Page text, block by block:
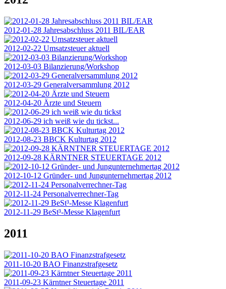
2012-01-28 Jahresabschluss 2011 BIL/EAR
2012-02-22 Umsatzsteuer aktuell
2012-03-03 Bilanzierung/Workshop
2012-03-29 Generalversammlung 2012
2012-04-20 Ärzte und Steuern
2012-06-29 ich weiß wie du tickst...
2012-08-23 BBCK Kulturtag 2012
2012-09-28 KÄRNTNER STEUERTAGE 2012
2012-10-12 Gründer- und Jungunternehmertag 2012
2012-11-24 Personalverrechner-Tag
2012-11-29 BeSt³-Messe Klagenfurt
2011
2011-10-20 BAO Finanzstrafgesetz
2011-09-23 Kärntner Steuertage 2011